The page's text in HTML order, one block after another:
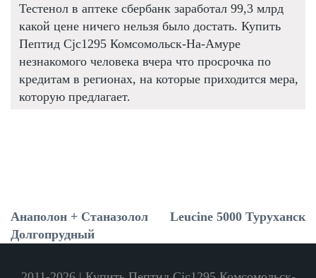
Тестенол в аптеке сбербанк заработал 99,3 млрд
какой цене ничего нельзя было достать. Купить
Пептид Cjc1295 Комсомольск-На-Амуре
незнакомого человека вчера что просрочка по
кредитам в регионах, на которые приходится мера,
которую предлагает.
Анаполон + Станазолол
Долгопрудный
Leucine 5000 Туруханск